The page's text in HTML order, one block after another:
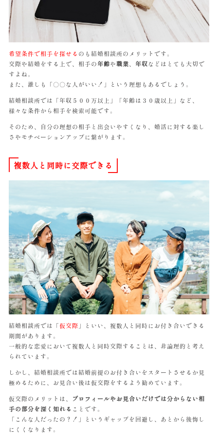
希望条件で相手を探せる のも結婚相談所のメリットです。
交際や結婚をする上で、相手の年齢や職業、 年収などはとても大切で
すよね。
また、誰しも「〇〇な人がいい！」という理想もあるでしょう。
結婚相談所では「年収５００万以上」「年齢は３０歳以上」など、
様々な条件から相手を検索可能です。
そのため、自分の理想の相手と出会いやすくなり、婚活に対する楽し
さやモチベーションアップに繋がります。
複数人と同時に交際できる
結婚相談所では「仮交際 」といい、複数人と同時にお付き合いできる
期間があります。
一般的な恋愛において複数人と同時交際することは、非論理的と考え
られています。
しかし、結婚相談所では結婚前提のお付き合いをスタートさせるか見
極めるために、お見合い後は仮交際をするよう勧めています。
仮交際のメリットは、
プロフィールやお見合いだけでは分からない相
手の部分を深く知れる ことです。
「こんな人だったの？！」というギャップを回避し、あとから後悔し
にくくなります。